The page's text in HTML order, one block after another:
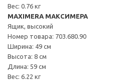
Вес: 0.76 кг
MAXIMERA МАКСИМЕРА
Ящик, высокий
Номер товара: 703.680.90
Ширина: 49 см
Высота: 8 см
Длина: 59 см
Вес: 6.22 кг